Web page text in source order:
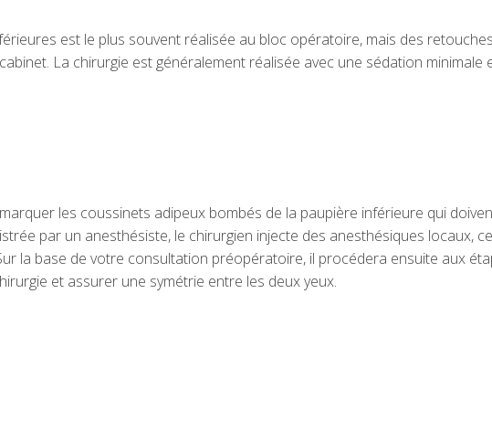
est le plus souvent réalisée au bloc opératoire, mais des
La chirurgie est généralement réalisée avec une sédation minimale
les coussinets adipeux bombés de la paupière inférieure qui
par un anesthésiste, le chirurgien injecte des anesthésiques locaux,
la base de votre consultation préopératoire, il procédera ensuite aux
et assurer une symétrie entre les deux yeux.